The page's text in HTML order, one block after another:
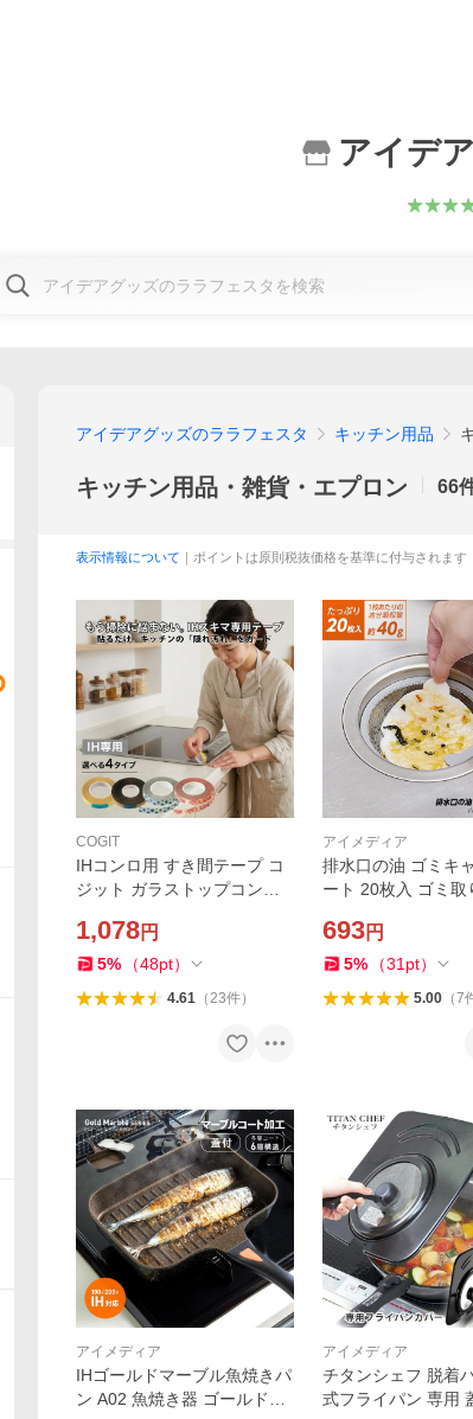
アイデ
アイデアグッズのララフェスタ キッチン用品
キッチン用品・雑貨・エプロン 66
表示情報について ｜ポイントは原則税抜価格を基準に付与されま
COGIT
IHコンロ用 すき間テープ コ
ジット ガラストップコンロ I
器の保護 テープ コンロ周り
隙間 シール 汚れ防止 フレー
1,078円
5% （48pt）
4.61（23件）
アイメディア
排水口の油 ゴミキ
ート 20枚入 ゴミ取
コーナー 油取り ヌ
ヌメリ対策 吸油 吸
693円
5% （31 pt）
5.00（7
アイメディア
IHゴールドマーブル魚焼きパ
ン A02 魚焼き器 ゴールドマ
アイメディア
チタンシェフ 脱着
式フライパン 専用